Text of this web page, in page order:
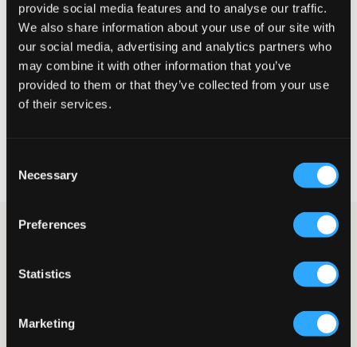
provide social media features and to analyse our traffic.
We also share information about your use of our site with
our social media, advertising and analytics partners who
may combine it with other information that you’ve
provided to them or that they’ve collected from your use
of their services.
Selection
Necessary
Preferences
Statistics
Marketing
Te klein Perfect Te groot
MAATTABEL
KIES EEN MAAT
Recht op herroeping binnen 60 dagen
Vijfzakkenjeans van GARCIA in een middenblauwe wassing. De
verstelbaar en de gulp bestaat uit een rits en een knoop.
Jeans
Hoge taille